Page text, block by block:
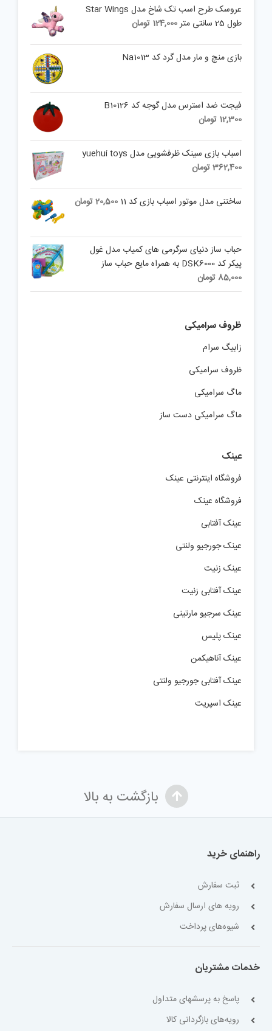
25,000 تومان.
12,500 تومان.عروسک طرح اسب تک شاخ مدل Star Wings
طول 25 سانتی متر
124,000 تومان
بازی منچ و مار مدل گرد کد Na1013
فیجت ضد استرس مدل گوجه کد B10126
12,300 تومان
اسباب بازی سینک ظرفشویی مدل yuehui toys
362,400تومان
ساختنی مدل موتور اسباب بازی کد 11 20,500تومان
حباب ساز دنیای سرگرمی های کمیاب مدل غول
پیکر کد DSK6000 به همراه مایع حباب ساز
85,000 تومان
ظروف سرامیکی
زابیگ سرام
ظروف سرامیکی
ماگ سرامیکی
ماگ سرامیکی دست ساز
عینک
فروشگاه اینترنتی عینک
فروشگاه عینک
عینک آفتابی
عینک جورجیو ولنتی
عینک زنیت
عینک آفتابی زنیت
عینک سرجیو مارتینی
عینک پلیس
عینک آناهیکمن
عینک آفتابی جورجیو ولنتی
عینک اسپریت
بازگشت به بالا
راهنمای خرید
ثبت سفارش
رویه های ارسال سفارش
شیوه‌های پرداخت
خدمات مشتریان
پاسخ به پرسشهای متداول
رویه‌های بازگردانی کالا